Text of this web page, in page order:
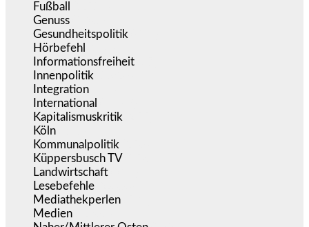
Fußball
Genuss
Gesundheitspolitik
Hörbefehl
Informationsfreiheit
Innenpolitik
Integration
International
Kapitalismuskritik
Köln
Kommunalpolitik
Küppersbusch TV
Landwirtschaft
Lesebefehle
Mediathekperlen
Medien